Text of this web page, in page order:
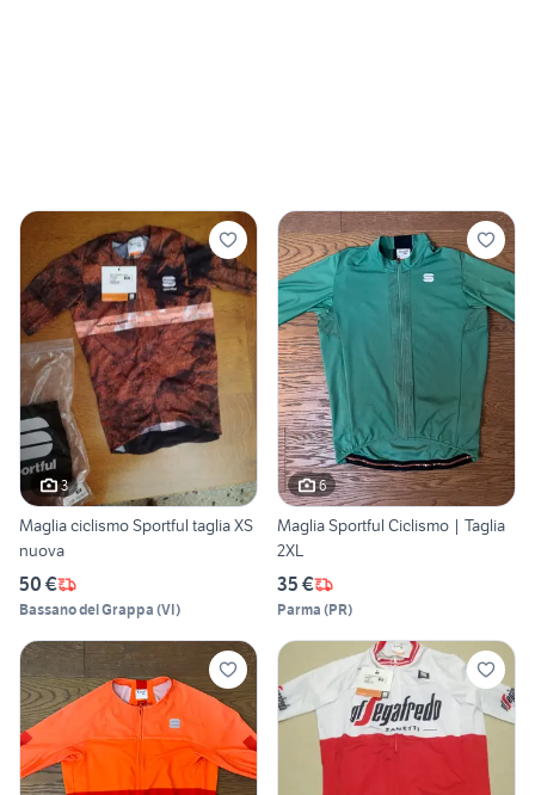
3
Maglia ciclismo Sportful taglia XS
nuova
50 €
Bassano del Grappa (VI)
6
Maglia Sportful Ciclismo | Taglia
2XL
35 €
Parma (PR)